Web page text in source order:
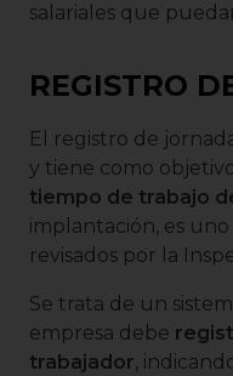
salariales que
REGISTRO
El registro de
y tiene como
tiempo de trabajo
implantación, es
revisados por la
Se trata de un
empresa debe
trabajador,